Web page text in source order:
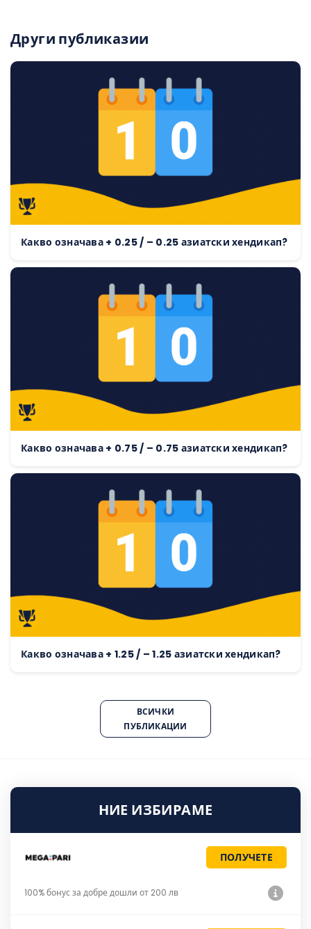
Други публиказии
Какво означава + 0.25 / – 0.25 азиатски хендикап?
Какво означава + 0.75 / – 0.75 азиатски хендикап?
Какво означава + 1.25 / – 1.25 азиатски хендикап?
ВСИЧКИ
ПУБЛИКАЦИИ
НИЕ ИЗБИРАМЕ
ПОЛУЧЕТЕ
100% бонус за добре дошли от 200 лв